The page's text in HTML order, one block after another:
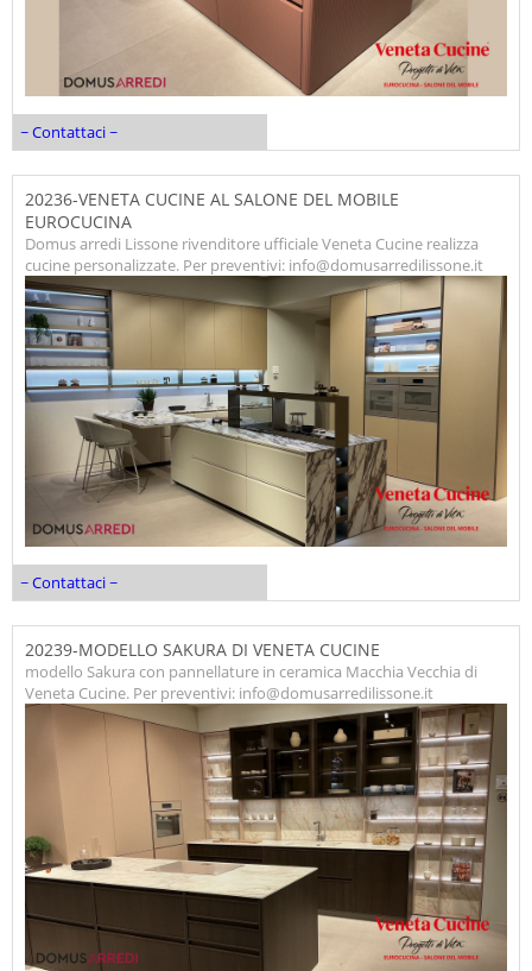
~ Contattaci ~
20236-VENETA CUCINE AL SALONE DEL MOBILE
EUROCUCINA
Domus arredi Lissone rivenditore ufficiale Veneta Cucine realizza
cucine personalizzate. Per preventivi: info@domusarredilissone.it
~ Contattaci ~
20239-MODELLO SAKURA DI VENETA CUCINE
modello Sakura con pannellature in ceramica Macchia Vecchia di
Veneta Cucine. Per preventivi: info@domusarredilissone.it